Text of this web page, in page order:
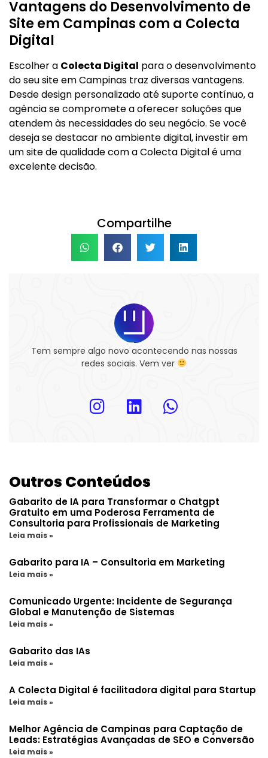
Vantagens do Desenvolvimento de
Site em Campinas com a Colecta
Digital
Escolher a Colecta Digital para o desenvolvimento
do seu site em Campinas traz diversas vantagens.
Desde design personalizado até suporte contínuo, a
agência se compromete a oferecer soluções que
atendem às necessidades do seu negócio. Se você
deseja se destacar no ambiente digital, investir em
um site de qualidade com a Colecta Digital é uma
excelente decisão.
Compartilhe
Tem sempre algo novo acontecendo nas nossas
redes sociais. Vem ver
Outros Conteúdos
Gabarito de IA para Transformar o Chatgpt
Gratuito em uma Poderosa Ferramenta de
Consultoria para Profissionais de Marketing
Leia mais »
Gabarito para IA – Consultoria em Marketing
Leia mais »
Comunicado Urgente: Incidente de Segurança
Global e Manutenção de Sistemas
Leia mais »
Gabarito das IAs
Leia mais »
A Colecta Digital é facilitadora digital para Startup
Leia mais »
Melhor Agência de Campinas para Captação de
Leads: Estratégias Avançadas de SEO e Conversão
Leia mais »